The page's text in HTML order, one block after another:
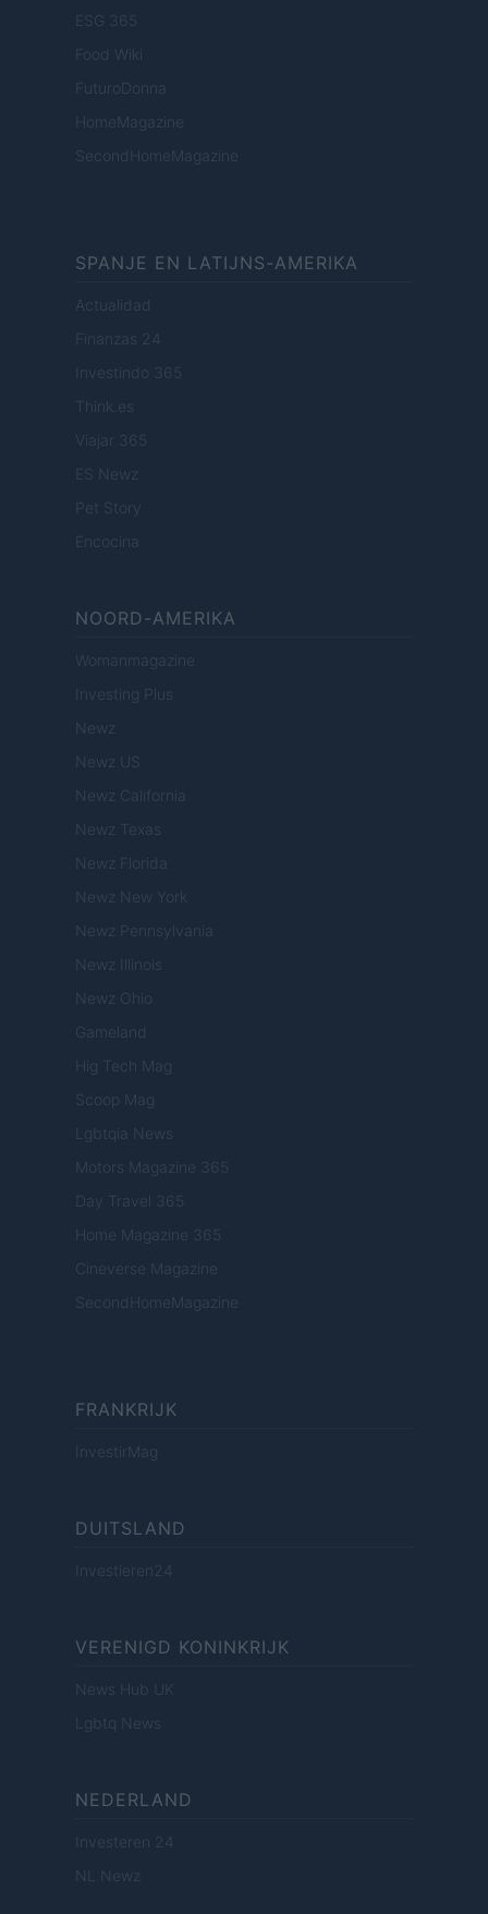
ESG 365
Food Wiki
FuturoDonna
HomeMagazine
SecondHomeMagazine
SPANJE EN LATIJNS-AMERIKA
Actualidad
Finanzas 24
Investindo 365
Think.es
Viajar 365
ES Newz
Pet Story
Encocina
NOORD-AMERIKA
Womanmagazine
Investing Plus
Newz
Newz US
Newz California
Newz Texas
Newz Florida
Newz New York
Newz Pennsylvania
Newz Illinois
Newz Ohio
Gameland
Hig Tech Mag
Scoop Mag
Lgbtqia News
Motors Magazine 365
Day Travel 365
Home Magazine 365
Cineverse Magazine
SecondHomeMagazine
FRANKRIJK
InvestirMag
DUITSLAND
Investieren24
VERENIGD KONINKRIJK
News Hub UK
Lgbtq News
NEDERLAND
Investeren 24
NL Newz